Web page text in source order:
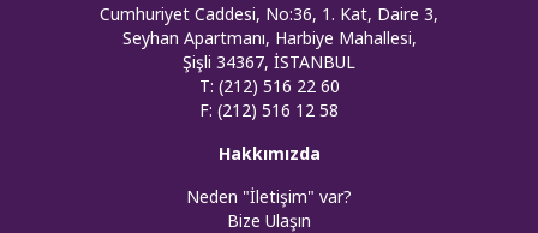
Cumhuriyet Caddesi, No:36, 1. Kat, Daire 3,
Seyhan Apartmanı, Harbiye Mahallesi,
Şişli 34367, İSTANBUL
T: (212) 516 22 60
F: (212) 516 12 58
Hakkımızda
Neden "İletişim" var?
Bize Ulaşın